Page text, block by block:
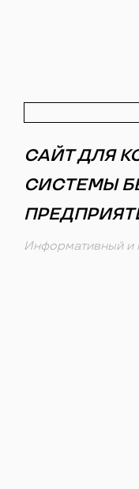
САЙТ ДЛЯ
СИСТЕМЫ
Информативный и